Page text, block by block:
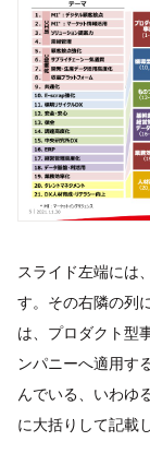
スライド左端には
す。その右隣の列
は、プロダクト型
ンパニーへ適用す
んでいる、いわゆ
に大括りして記載